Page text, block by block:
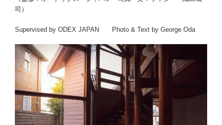
司）
Supervised by ODEX JAPAN Photo & Text by George Oda